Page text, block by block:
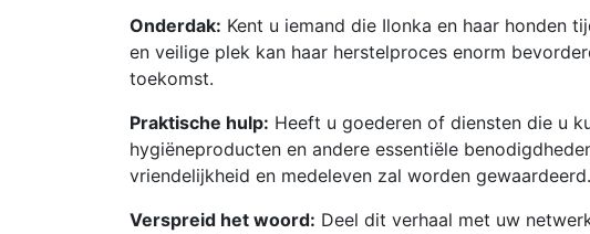
Onderdak: Kent u iemand die Ilonka en haar honden
en veilige plek kan haar herstelproces enorm
toekomst.
Praktische hulp: Heeft u goederen of diensten die u
hygiëneproducten en andere essentiële
vriendelijkheid en medeleven zal worden gewaardeerd.
Verspreid het woord: Deel dit verhaal met uw